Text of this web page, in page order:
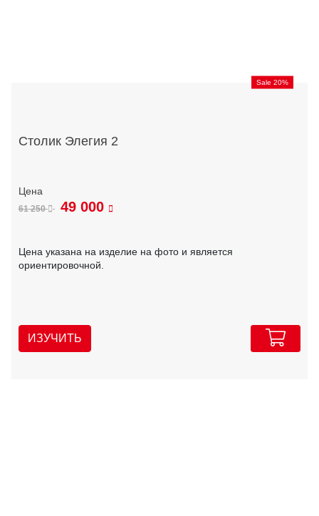
Sale 20%
Столик Элегия 2
61 250 49 000
Цена указана на изделие на фото и является
ориентировочной.
ИЗУЧИТЬ